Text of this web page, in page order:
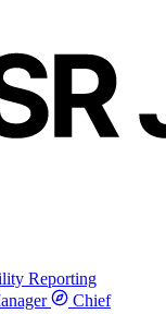
Reporting
Chief